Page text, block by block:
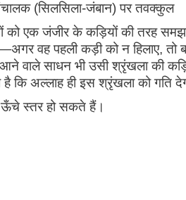
(सिलसिला-जंबान) पर तवक्कुल
को एक जंजीर के कड़ियों की तरह
वह पहली कड़ी को न हिलाए, तो
वाले साधन भी उसी श्रृंखला की
है कि अल्लाह ही इस श्रृंखला को गति
स्तर हो सकते हैं।